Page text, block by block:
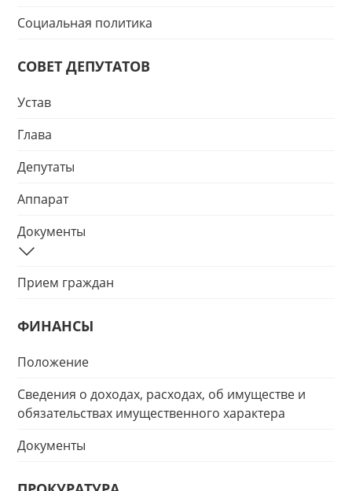
Социальная политика
СОВЕТ ДЕПУТАТОВ
Устав
Глава
Депутаты
Аппарат
Документы
Прием граждан
ФИНАНСЫ
Положение
Сведения о доходах, расходах, об имуществе и
обязательствах имущественного характера
Документы